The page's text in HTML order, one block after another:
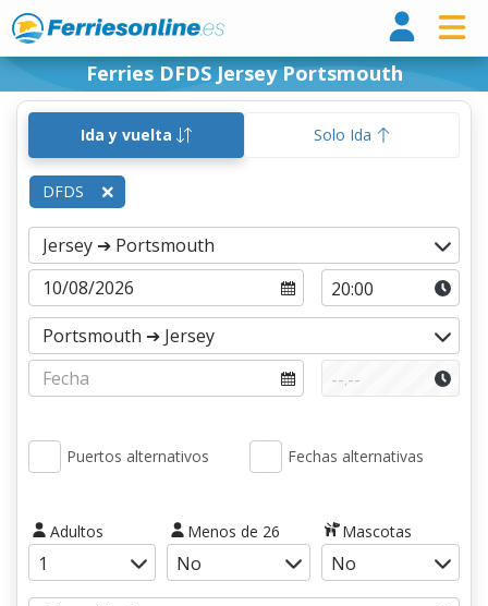
Ferries DFDS Jersey Portsmouth
Ida y vuelta Solo Ida
DFDS
Puertos alternativos Fechas alternativas
Adultos Menos de 26 Mascotas